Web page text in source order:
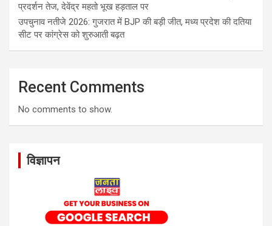
प्रदर्शन तेज, देवेंद्र महतो भूख हड़ताल पर
उपचुनाव नतीजे 2026: गुजरात में BJP की बड़ी जीत, मध्य प्रदेश की दतिया
सीट पर कांग्रेस को शुरुआती बढ़त
Recent Comments
No comments to show.
विज्ञापन